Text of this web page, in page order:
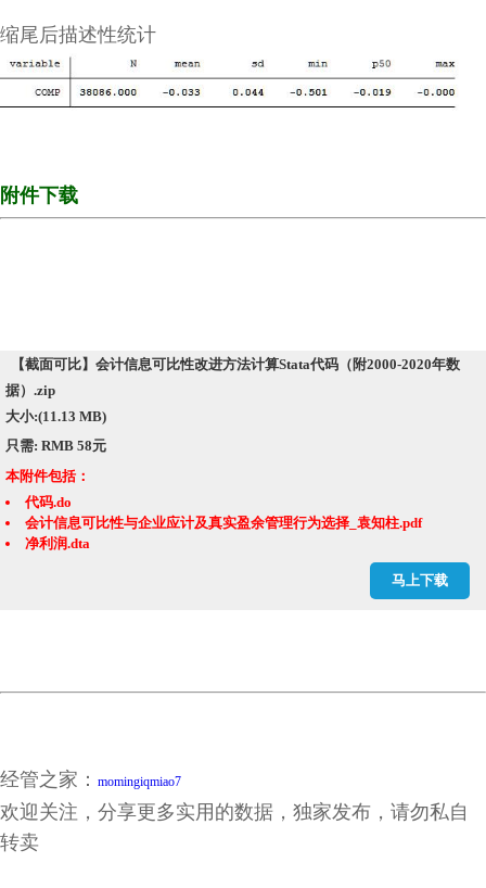
缩尾后描述性统计
附件下载
【截面可比】会计信息可比性改进方法计算Stata代码（附2000-2020年数
据）.zip
大小:(11.13 MB)
只需: RMB 58元
马上下载
本附件包括：
代码.do
会计信息可比性与企业应计及真实盈余管理行为选择_袁知柱.pdf
净利润.dta
经管之家： momingiqmiao7
欢迎关注，分享更多实用的数据，独家发布，请勿私自
转卖